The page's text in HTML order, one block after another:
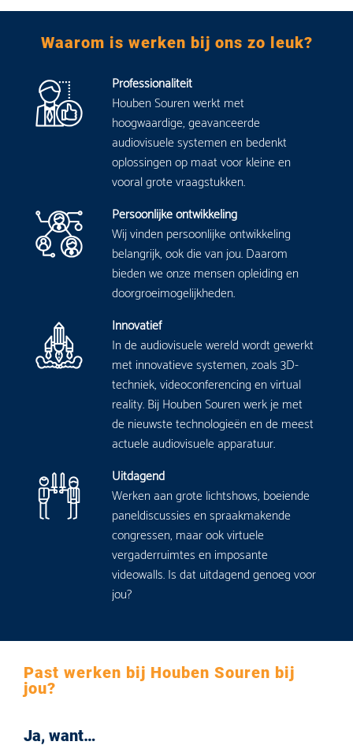
Waarom is werken bij ons zo leuk?
Professionaliteit
Houben Souren werkt met
hoogwaardige, geavanceerde
audiovisuele systemen en bedenkt
oplossingen op maat voor kleine en
vooral grote vraagstukken.
Persoonlijke ontwikkeling
Wij vinden persoonlijke ontwikkeling
belangrijk, ook die van jou. Daarom
bieden we onze mensen opleiding en
doorgroeimogelijkheden.
Innovatief
In de audiovisuele wereld wordt gewerkt
met innovatieve systemen, zoals 3D-
techniek, videoconferencing en virtual
reality. Bij Houben Souren werk je met
de nieuwste technologieën en de meest
actuele audiovisuele apparatuur.
Uitdagend
Werken aan grote lichtshows, boeiende
paneldiscussies en spraakmakende
congressen, maar ook virtuele
vergaderruimtes en imposante
videowalls. Is dat uitdagend genoeg voor
jou?
Past werken bij Houben Souren bij
jou?
Ja, want…